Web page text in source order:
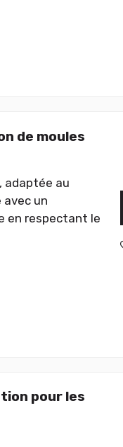
de moules
adaptée au
un
en respectant le
pour les